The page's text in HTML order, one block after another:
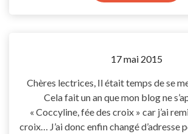
by
17 mai 2015
Chères lectrices, Il était temps de se
Cela fait un an que mon blog ne
« Coccyline, fée des croix » car j’ai
croix… J’ai donc enfin changé d’adresse